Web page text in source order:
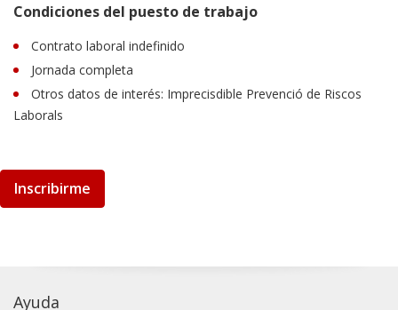
Condiciones del puesto de trabajo
Contrato laboral indefinido
Jornada completa
Otros datos de interés: Imprecisdible Prevenció de Riscos
Laborals
Inscribirme
Ayuda